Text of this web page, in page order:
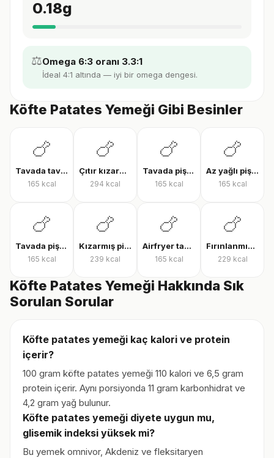
0.18g
⚖️Omega 6:3 oranı 3.3:1
İdeal 4:1 altında — iyi bir omega dengesi.
Köfte Patates Yemeği Gibi Besinler
🍗
Tavada tavuk göğsü
165 kcal
🍗
Çıtır kızarmış tavuk
294 kcal
🍗
Tavada pişmiş tavuk bonfile
165 kcal
🍗
Az yağlı pişmiş tavuk göğsü
165 kcal
🍗
Tavada pişmiş tavuk göğsü
165 kcal
🍗
Kızarmış piliç
239 kcal
🍗
Airfryer tavuk bonfile
165 kcal
🍗
Fırınlanmış derili tavuk but
229 kcal
Köfte Patates Yemeği Hakkında Sık
Sorulan Sorular
Köfte patates yemeği kaç kalori ve protein
içerir?
100 gram köfte patates yemeği 110 kalori ve 6,5 gram
protein içerir. Aynı porsiyonda 11 gram karbonhidrat ve
4,2 gram yağ bulunur.
Köfte patates yemeği diyete uygun mu,
glisemik indeksi yüksek mi?
Bu yemek omnivor, Akdeniz ve fleksitaryen